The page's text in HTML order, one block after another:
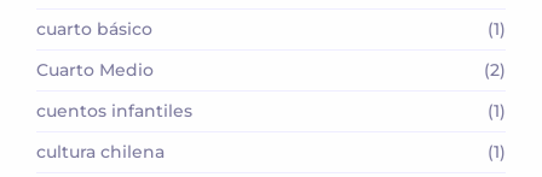
cuarto básico
(1)
Cuarto Medio
(2)
cuentos infantiles
(1)
cultura chilena
(1)